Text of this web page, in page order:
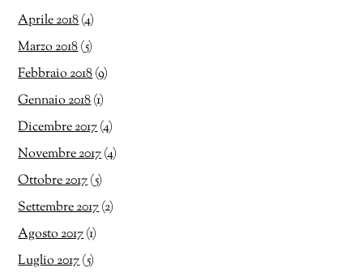
Aprile 2018(4)
Marzo 2018(5)
Febbraio 2018(9)
Gennaio 2018(1)
Dicembre 2017(4)
Novembre 2017(4)
Ottobre 2017(5)
Settembre 2017(2)
Agosto 2017(1)
Luglio 2017(5)